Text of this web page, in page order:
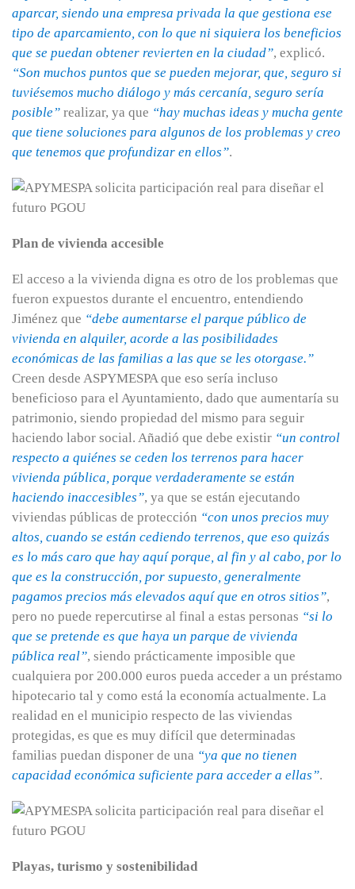
aparcar, siendo una empresa privada la que gestiona ese
tipo de aparcamiento, con lo que ni siquiera los beneficios
que se puedan obtener revierten en la ciudad”, explicó.
“Son muchos puntos que se pueden mejorar, que, seguro si
tuviésemos mucho diálogo y más cercanía, seguro sería
posible” realizar, ya que “hay muchas ideas y mucha gente
que tiene soluciones para algunos de los problemas y creo
que tenemos que profundizar en ellos”.
Plan de vivienda accesible
El acceso a la vivienda digna es otro de los problemas que
fueron expuestos durante el encuentro, entendiendo
Jiménez que “debe aumentarse el parque público de
vivienda en alquiler, acorde a las posibilidades
económicas de las familias a las que se les otorgase.”
Creen desde ASPYMESPA que eso sería incluso
beneficioso para el Ayuntamiento, dado que aumentaría su
patrimonio, siendo propiedad del mismo para seguir
haciendo labor social. Añadió que debe existir “un control
respecto a quiénes se ceden los terrenos para hacer
vivienda pública, porque verdaderamente se están
haciendo inaccesibles”, ya que se están ejecutando
viviendas públicas de protección “con unos precios muy
altos, cuando se están cediendo terrenos, que eso quizás
es lo más caro que hay aquí porque, al fin y al cabo, por lo
que es la construcción, por supuesto, generalmente
pagamos precios más elevados aquí que en otros sitios”,
pero no puede repercutirse al final a estas personas “si lo
que se pretende es que haya un parque de vivienda
pública real”, siendo prácticamente imposible que
cualquiera por 200.000 euros pueda acceder a un préstamo
hipotecario tal y como está la economía actualmente. La
realidad en el municipio respecto de las viviendas
protegidas, es que es muy difícil que determinadas
familias puedan disponer de una “ya que no tienen
capacidad económica suficiente para acceder a ellas”.
Playas, turismo y sostenibilidad